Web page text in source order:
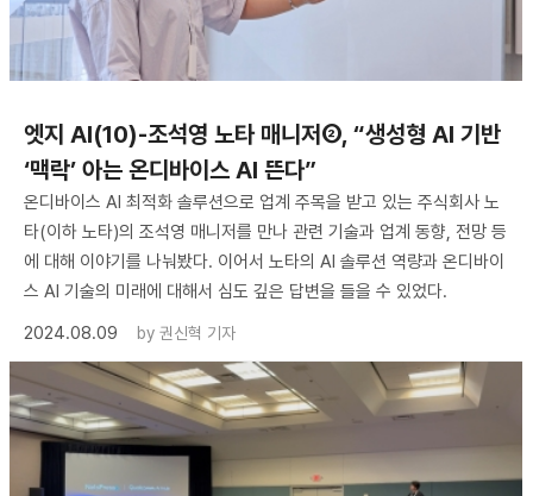
엣지 AI(10)-조석영 노타 매니저②, “생성형 AI 기반
‘맥락’ 아는 온디바이스 AI 뜬다”
온디바이스 AI 최적화 솔루션으로 업계 주목을 받고 있는 주식회사 노
타(이하 노타)의 조석영 매니저를 만나 관련 기술과 업계 동향, 전망 등
에 대해 이야기를 나눠봤다. 이어서 노타의 AI 솔루션 역량과 온디바이
스 AI 기술의 미래에 대해서 심도 깊은 답변을 들을 수 있었다.
2024.08.09
by 권신혁 기자